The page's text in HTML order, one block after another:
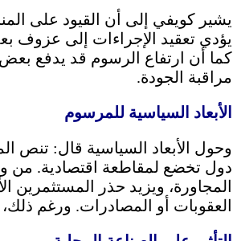
يشير كويفي إلى أن القيود على
يؤدي تعقيد الإجراءات إلى عزوف
كما أن ارتفاع الرسوم قد يدفع
مراقبة الجودة.
الأبعاد السياسية للمرسوم
دول تخضع لمقاطعة اقتصادية. من
المجاورة، ويزيد حذر
العقوبات أو المصادرات. ورغم ذلك،